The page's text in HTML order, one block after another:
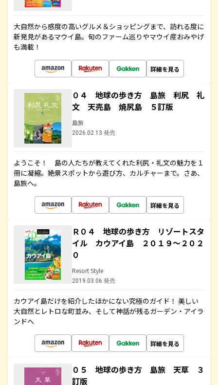
大自然から感度の高いグルメ＆ショッピングまで、訪れる度に
新発見があるマウイ島。旬のファーム巡りやマウイ産おみやげ
も満載！
詳細を見る
０４ 地球の歩き方 島旅 利尻 礼
文 天売島 焼尻島 ５訂版
島旅
2026.02.13 発売
ようこそ！ 島の人たちが教えてくれた利尻・礼文の魅力を１
冊に凝縮。絶景スポットから遊び方、カルチャーまで。さあ、
島旅へ。
詳細を見る
Ｒ０４ 地球の歩き方 リゾートスタ
イル カウアイ島 ２０１９～２０２
０
Resort Style
2019.03.06 発売
カウアイ島だけを紹介したほかにない究極のガイド！ 美しい
大自然とレトロな町並み、そして神話が残るガーデン・アイラ
ンドへ
詳細を見る
０５ 地球の歩き方 島旅 天草 ３
訂版